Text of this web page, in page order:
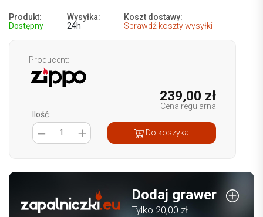
Produkt:
Dostępny
Wysyłka:
24h
Koszt dostawy:
Sprawdź koszty wysyłki
Producent:
239,00 zł
Cena regularna
Ilość:
1
Do koszyka
Dodaj grawer
Tylko 20,00 zł